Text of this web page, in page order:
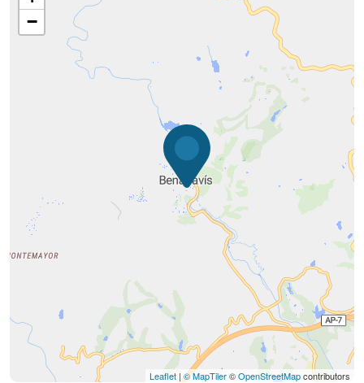
−
Leaflet |© MapTiler©OpenStreetMapcontributors